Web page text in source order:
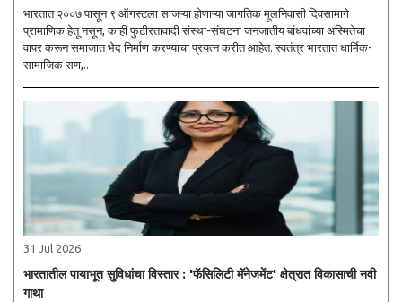
भारतात २००७ पासून ९ ऑगस्टला साजऱ्या होणाऱ्या जागतिक मूलनिवासी दिवसामागे
प्रामाणिक हेतू नसून, काही फुटीरतावादी संस्था-संघटना जनजातीय बांधवांच्या अस्मितेचा
वापर करून समाजात भेद निर्माण करण्याचा प्रयत्न करीत आहेत. स्वतंत्र भारतात धार्मिक-
सामाजिक सण,..
31 Jul 2026
भारतातील पायाभूत सुविधांचा विस्तार : 'फॅसिलिटी मॅनेजमेंट' क्षेत्रात विकासाची नवी
गाथा